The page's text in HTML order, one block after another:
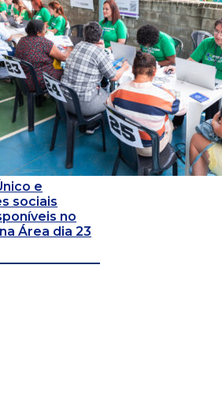
e
sociais
no
Área dia 23